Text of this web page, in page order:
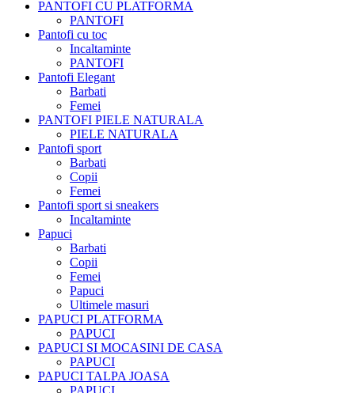
PANTOFI CU PLATFORMA
PANTOFI
Pantofi cu toc
Incaltaminte
PANTOFI
Pantofi Elegant
Barbati
Femei
PANTOFI PIELE NATURALA
PIELE NATURALA
Pantofi sport
Barbati
Copii
Femei
Pantofi sport si sneakers
Incaltaminte
Papuci
Barbati
Copii
Femei
Papuci
Ultimele masuri
PAPUCI PLATFORMA
PAPUCI
PAPUCI SI MOCASINI DE CASA
PAPUCI
PAPUCI TALPA JOASA
PAPUCI